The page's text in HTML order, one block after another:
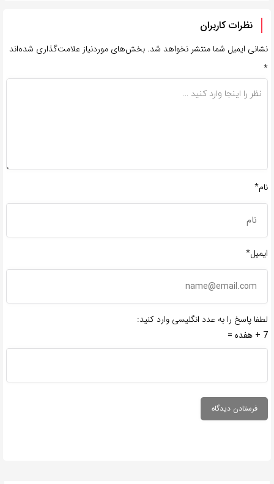
نظرات کاربران
نشانی ایمیل شما منتشر نخواهد شد. بخش‌های موردنیاز علامت‌گذاری شده‌اند
*
نام*
ایمیل*
لطفا پاسخ را به عدد انگلیسی وارد کنید:
7 + هفده =